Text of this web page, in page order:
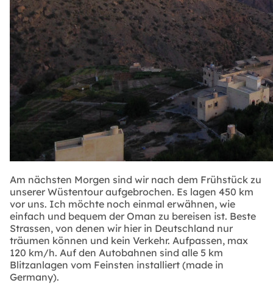
Am nächsten Morgen sind wir nach dem Frühstück zu
unserer Wüstentour aufgebrochen. Es lagen 450 km
vor uns. Ich möchte noch einmal erwähnen, wie
einfach und bequem der Oman zu bereisen ist. Beste
Strassen, von denen wir hier in Deutschland nur
träumen können und kein Verkehr. Aufpassen, max
120 km/h. Auf den Autobahnen sind alle 5 km
Blitzanlagen vom Feinsten installiert (made in
Germany).